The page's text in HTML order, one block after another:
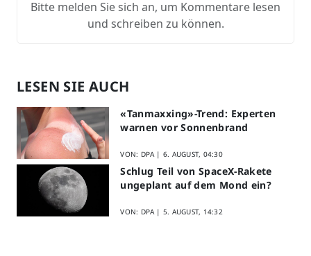
Bitte melden Sie sich an, um Kommentare lesen
und schreiben zu können.
LESEN SIE AUCH
«Tanmaxxing»-Trend: Experten
warnen vor Sonnenbrand
VON: DPA | 6. AUGUST, 04:30
Schlug Teil von SpaceX-Rakete
ungeplant auf dem Mond ein?
VON: DPA | 5. AUGUST, 14:32